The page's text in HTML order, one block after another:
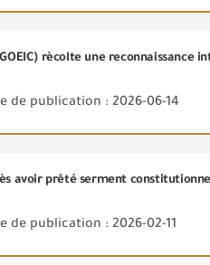
rècolte une
de publication : 2026-06-14
de publication : 2026-02-11